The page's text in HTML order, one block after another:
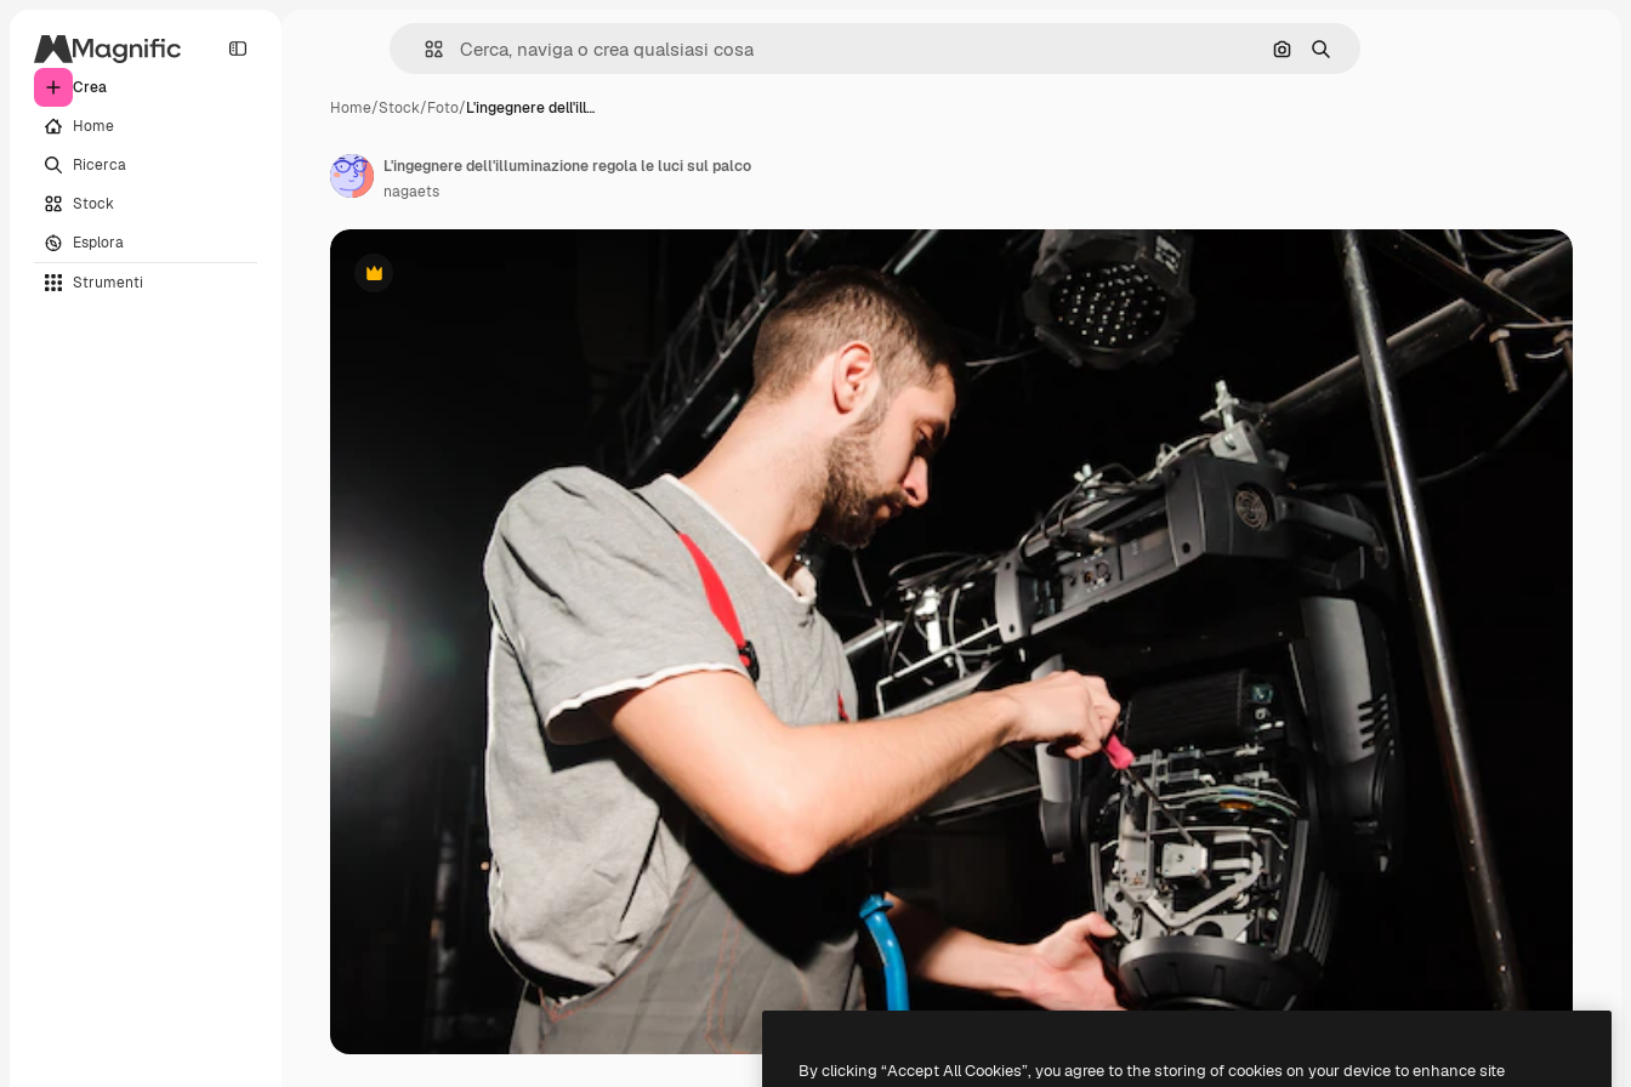
Crea
Home
Ricerca
Stock
Esplora
Strumenti
Cerca per immagine
Ricerca
Home/Stock/Foto/L'ingegnere dell'ill…
Premium
L'ingegnere dell'illuminazione regola le luci sul palco
nagaets
By clicking “Accept All Cookies”, you agree to the storing of cookies on your device to enhance site